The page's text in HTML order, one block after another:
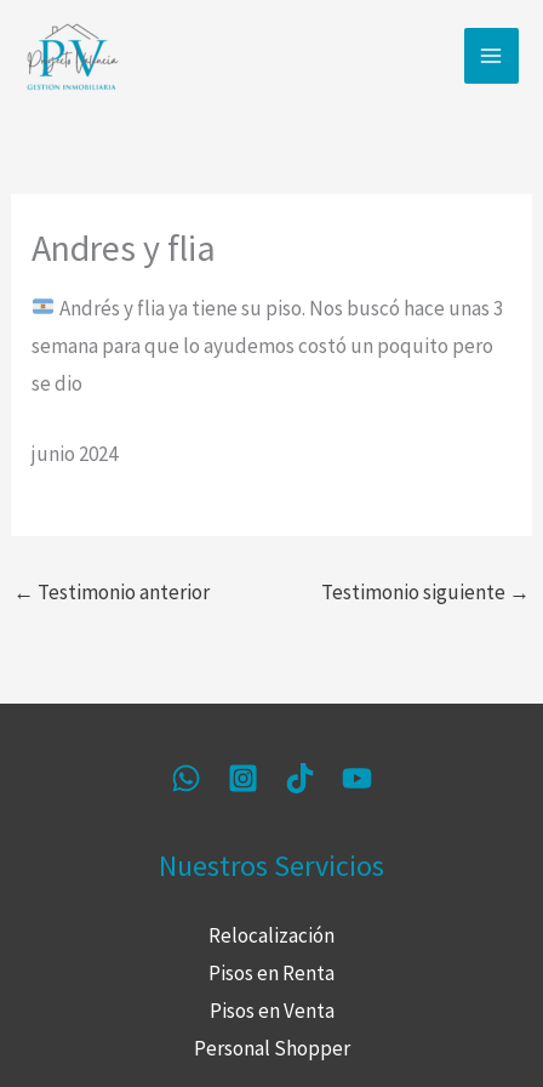
contenido
Andres y flia
Andrés y flia ya tiene su piso. Nos buscó hace unas 3
semana para que lo ayudemos costó un poquito pero
se dio
junio 2024
← Testimonio anterior Testimonio siguiente →
Nuestros Servicios
Relocalización
Pisos en Renta
Pisos en Venta
Personal Shopper